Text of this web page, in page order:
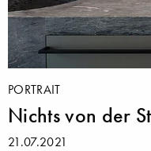
PORTRAIT
Nichts von der
21.07.2021